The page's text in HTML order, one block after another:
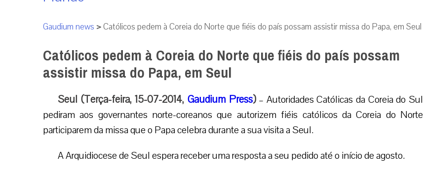
Gaudium news >Católicos pedem à Coreia do Norte que fiéis do país possam assistir missa do Papa, em Seul
Católicos pedem à Coreia do Norte que fiéis do país possam
assistir missa do Papa, em Seul
Seul (Terça-feira, 15-07-2014, Gaudium Press)– Autoridades Católicas da Coreia do Sul
pediram aos governantes norte-coreanos que autorizem fiéis católicos da Coreia do Norte
participarem da missa que o Papa celebra durante a sua visita a Seul.
A Arquidiocese de Seul espera receber uma resposta a seu pedido até o início de agosto.